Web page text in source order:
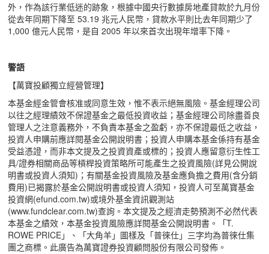
外，作為該行業低迷的跡象，根據中國央行數據房地產貸款於九月份
從去年同期下降至 53.19 兆元人民幣，貸款水平則比去年同期少了
1,000 億元人民幣，是自 2005 年以來首次出現年增率下降。
警語
【萬寶投顧獨立經營管理】
本基金經金管會核准或同意生效，惟不表示絕無風險。基金經理公司
以往之經理績效不保證基金之最低投資收益；基金經理公司除盡善良
管理人之注意義務外，不負責本基金之盈虧，亦不保證最低之收益，
投資人申購前應詳閱基金公開說明書；投資人申購本基金係持有基金
受益憑證，而非本文提及之投資資產或標的；投資人應留意衍生性工
具/證券相關商品等槓桿投資策略所可能產生之投資風險(詳見公開說
明書或投資人須知)；有關基金投資風險及基金應負擔之費用(含分銷
費用)已揭露於基金公開說明書或投資人須知，投資人可至萬寶基金
投資網(efund.com.tw)或境外基金資訊觀測站
(www.fundclear.com.tw)查詢。本文提及之經濟走勢預測不必然代表
本基金之績效，本基金投資風險應詳閱基金公開說明書。「T.
ROWE PRICE」、「大角羊」圖樣及「普徠仕」三字均為普徠仕集
團之商標。此廣告為萬寶證券投資顧問股份有限公司發佈。